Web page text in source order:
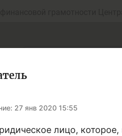
27 янв 2020 15:55
лицо, которое,